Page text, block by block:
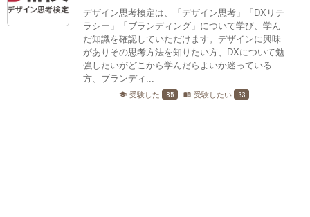
デザイン思考検定は、「デザイン思考」「DXリテ
ラシー」「ブランディング」について学び、学ん
だ知識を確認していただけます。デザインに興味
がありその思考方法を知りたい方、DXについて勉
強したいがどこから学んだらよいか迷っている
方、ブランディ...
school 受験した 85 menu_book 受験したい 33